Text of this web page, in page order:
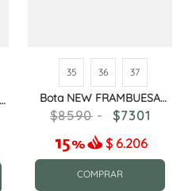
35 36 37
Bota NEW FRAMBUESA
NEGRO-NEGRO
8590
7301
$ 6.206
COMPRAR